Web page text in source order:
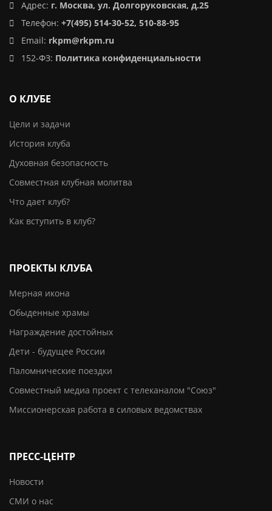
Адрес: г. Москва, ул. Долгоруковская, д.25
Телефон: +7(495) 514-30-52, 510-88-95
Email: rkpm@rkpm.ru
152-ФЗ: Политика конфиденциальности
О КЛУБЕ
Цели и задачи
История клуба
Духовная безопасность
Совместная клубная молитва
Что дает клуб?
Как вступить в клуб?
ПРОЕКТЫ КЛУБА
Мерная икона
Обыденные храмы
Награждение достойных
Дети - будущее России
Паломнические поездки
Совместный медиа проект с телеканалом "Союз"
Миссионерская работа в силовых ведомствах
ПРЕСС-ЦЕНТР
Новости
СМИ о нас